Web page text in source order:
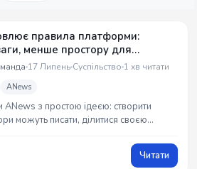
правила платформи:
менше простору для
17 Липень Суспільство 1 хв читати
ANews
ANews з простою ідеєю: створити
можуть писати, ділитися своєю
автора має цінність, а спільнота росте
на конфліктах.
Читати